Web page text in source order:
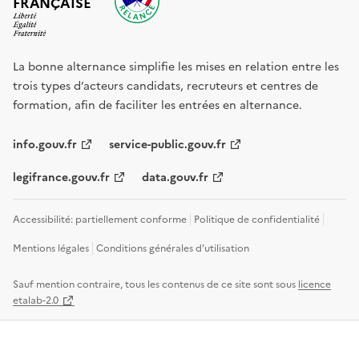
La bonne alternance simplifie les mises en relation entre les
trois types d’acteurs candidats, recruteurs et centres de
formation, afin de faciliter les entrées en alternance.
info.gouv.fr service-public.gouv.fr
legifrance.gouv.fr data.gouv.fr
Accessibilité: partiellement conforme Politique de confidentialité
Mentions légales Conditions générales d'utilisation
Sauf mention contraire, tous les contenus de ce site sont sous licence
etalab-2.0